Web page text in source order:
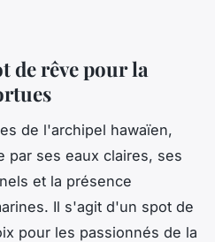
de rêve pour la
de l'archipel hawaïen,
par ses eaux claires, ses
et la présence
Il s'agit d'un spot de
pour les passionnés de la